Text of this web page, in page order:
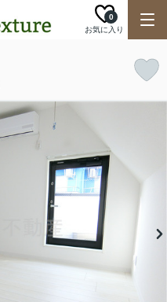
お気に入り
0